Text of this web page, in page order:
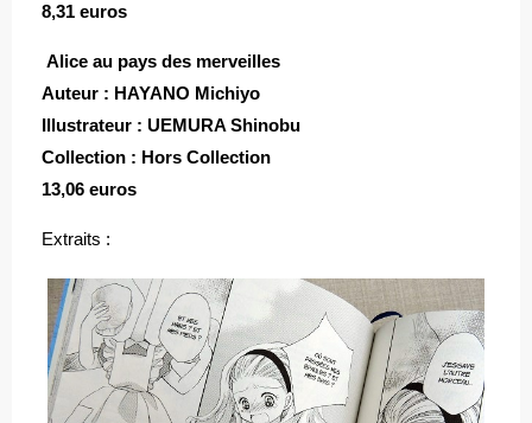
8,31 euros
Alice au pays des merveilles
Auteur : HAYANO Michiyo
Illustrateur : UEMURA Shinobu
Collection : Hors Collection
13,06 euros
Extraits :